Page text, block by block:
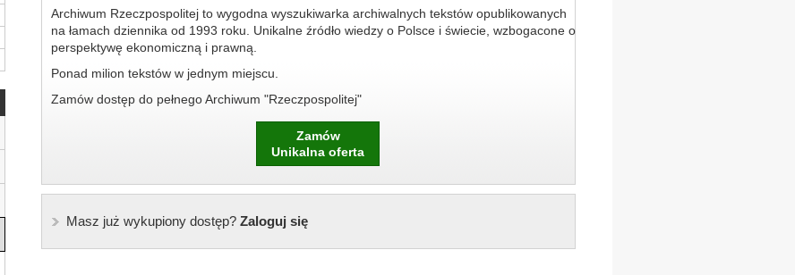
Archiwum Rzeczpospolitej to wygodna wyszukiwarka archiwalnych tekstów opublikowanych
na łamach dziennika od 1993 roku. Unikalne źródło wiedzy o Polsce i świecie, wzbogacone o
perspektywę ekonomiczną i prawną.
Ponad milion tekstów w jednym miejscu.
Zamów dostęp do pełnego Archiwum "Rzeczpospolitej"
Zamów
Unikalna oferta
Masz już wykupiony dostęp?Zaloguj się